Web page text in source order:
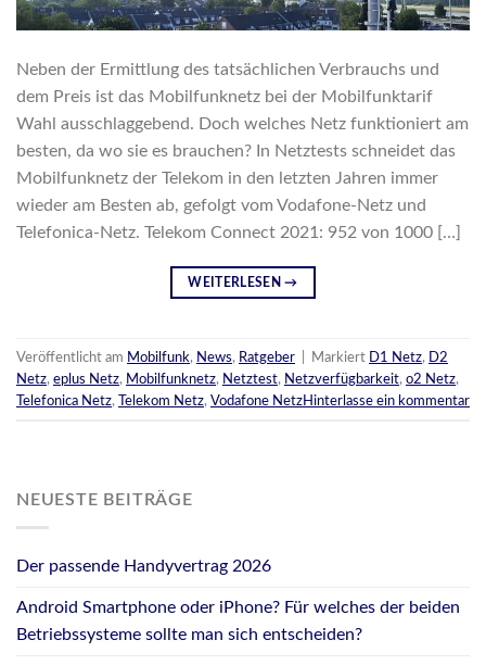
Neben der Ermittlung des tatsächlichen Verbrauchs und
dem Preis ist das Mobilfunknetz bei der Mobilfunktarif
Wahl ausschlaggebend. Doch welches Netz funktioniert am
besten, da wo sie es brauchen? In Netztests schneidet das
Mobilfunknetz der Telekom in den letzten Jahren immer
wieder am Besten ab, gefolgt vom Vodafone-Netz und
Telefonica-Netz. Telekom Connect 2021: 952 von 1000 […]
WEITERLESEN→
Veröffentlicht am Mobilfunk, News, Ratgeber Markiert D1 Netz,
D2
Netz, eplus Netz, Mobilfunknetz, Netztest, Netzverfügbarkeit, o2 Netz,
Telefonica Netz, Telekom Netz, Vodafone NetzHinterlasse ein kommentar
NEUESTE BEITRÄGE
Der passende Handyvertrag 2026
Android Smartphone oder iPhone? Für welches der beiden
Betriebssysteme sollte man sich entscheiden?